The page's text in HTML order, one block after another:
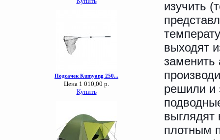
изучить
выходят
заменить
решили и
выглядят
плотным